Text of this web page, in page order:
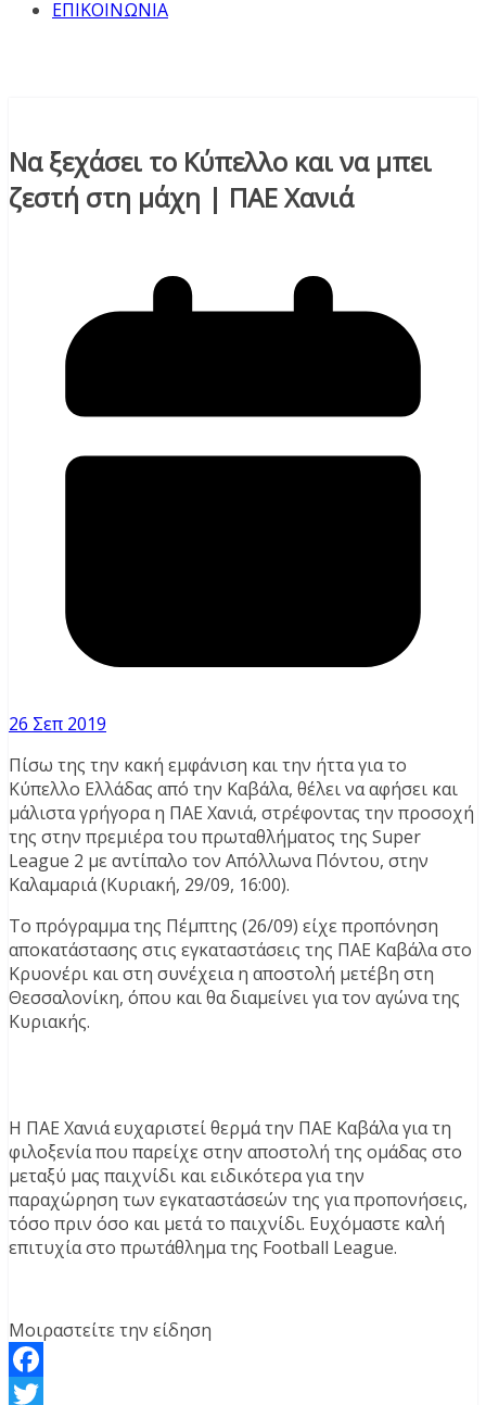
ΕΠΙΚΟΙΝΩΝΙΑ
Να ξεχάσει το Κύπελλο και να μπει
ζεστή στη μάχη | ΠΑΕ Χανιά
26 Σεπ 2019
Πίσω της την κακή εμφάνιση και την ήττα για το
Κύπελλο Ελλάδας από την Καβάλα, θέλει να αφήσει και
μάλιστα γρήγορα η ΠΑΕ Χανιά, στρέφοντας την προσοχή
της στην πρεμιέρα του πρωταθλήματος της Super
League 2 με αντίπαλο τον Απόλλωνα Πόντου, στην
Καλαμαριά (Κυριακή, 29/09, 16:00).
Το πρόγραμμα της Πέμπτης (26/09) είχε προπόνηση
αποκατάστασης στις εγκαταστάσεις της ΠΑΕ Καβάλα στο
Κρυονέρι και στη συνέχεια η αποστολή μετέβη στη
Θεσσαλονίκη, όπου και θα διαμείνει για τον αγώνα της
Κυριακής.
Η ΠΑΕ Χανιά ευχαριστεί θερμά την ΠΑΕ Καβάλα για τη
φιλοξενία που παρείχε στην αποστολή της ομάδας στο
μεταξύ μας παιχνίδι και ειδικότερα για την
παραχώρηση των εγκαταστάσεών της για προπονήσεις,
τόσο πριν όσο και μετά το παιχνίδι. Ευχόμαστε καλή
επιτυχία στο πρωτάθλημα της Football League.
Μοιραστείτε την είδηση
Facebook